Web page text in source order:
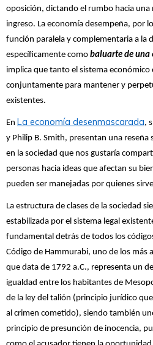
oposición, dictando el rumbo hacia
ingreso. La economía desempeña, por
función paralela y complementaria a la
específicamente como baluarte de una
implica que tanto el sistema económico
conjuntamente para mantener y
existentes.
En La economía desenmascarada,
y Philip B. Smith, presentan una
en la sociedad que nos gustaría
personas hacia ideas que afectan su
pueden ser manejadas por quienes
La estructura de clases de la sociedad
estabilizada por el sistema legal
fundamental detrás de todos los
Código de Hammurabi, uno de los más
que data de 1792 a.C., representa un
igualdad entre los habitantes de
de la ley del talión (principio jurídico
al crimen cometido), siendo también
principio de presunción de inocencia,